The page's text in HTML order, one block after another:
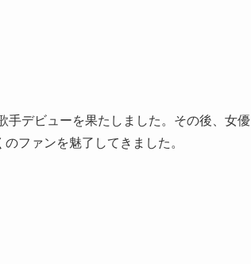
手デビューを果たしました。その後、女優
ファンを魅了してきました。